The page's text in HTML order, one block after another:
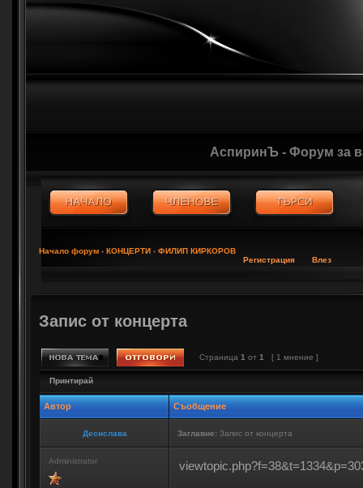
АспиринЪ - Форум за
Начало форум ‹ КОНЦЕРТИ ‹ ФИЛИП КИРКОРОВ
Регистрация
Влез
Запис от концерта
Страница 1 от 1 [ 1 мнение ]
Принтирай
Автор Съобщение
Десислава Заглавие: Запис от концерта
Administrator